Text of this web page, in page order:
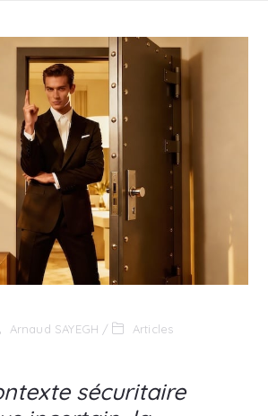
Arnaud SAYEGH Articles
sécuritaire